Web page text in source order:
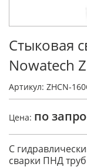
Стыковая
Nowatech
Артикул: ZHCN-
Цена: по
С
сварки ПНД